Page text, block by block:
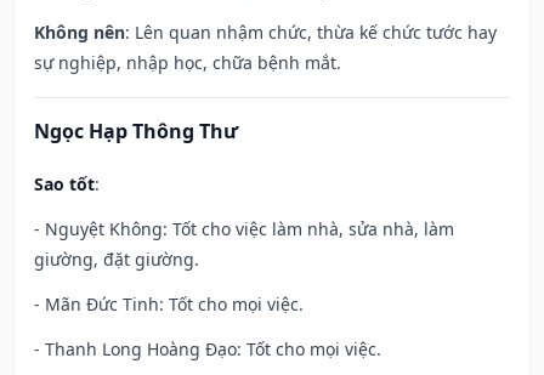
Không nên: Lên quan nhậm chức, thừa kế chức tước hay
sự nghiệp, nhập học, chữa bệnh mắt.
Ngọc Hạp Thông Thư
Sao tốt:
- Nguyệt Không: Tốt cho việc làm nhà, sửa nhà, làm
giường, đặt giường.
- Mãn Đức Tinh: Tốt cho mọi việc.
- Thanh Long Hoàng Đạo: Tốt cho mọi việc.